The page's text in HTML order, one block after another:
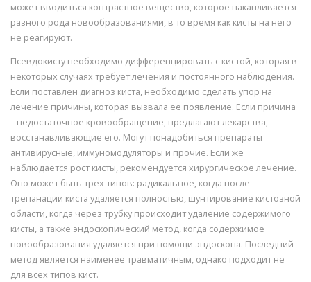
может вводиться контрастное вещество, которое накапливается
разного рода новообразованиями, в то время как кисты на него
не реагируют.
Псевдокисту необходимо дифференцировать с кистой, которая в
некоторых случаях требует лечения и постоянного наблюдения.
Если поставлен диагноз киста, необходимо сделать упор на
лечение причины, которая вызвала ее появление. Если причина
– недостаточное кровообращение, предлагают лекарства,
восстанавливающие его. Могут понадобиться препараты
антивирусные, иммуномодуляторы и прочие. Если же
наблюдается рост кисты, рекомендуется хирургическое лечение.
Оно может быть трех типов: радикальное, когда после
трепанации киста удаляется полностью, шунтирование кистозной
области, когда через трубку происходит удаление содержимого
кисты, а также эндоскопический метод, когда содержимое
новообразования удаляется при помощи эндоскопа. Последний
метод является наименее травматичным, однако подходит не
для всех типов кист.